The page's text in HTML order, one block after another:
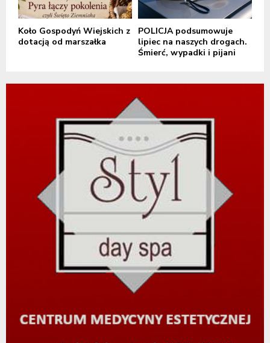
Koło Gospodyń Wiejskich z
dotacją od marszałka
POLICJA podsumowuje
lipiec na naszych drogach.
Śmierć, wypadki i pijani